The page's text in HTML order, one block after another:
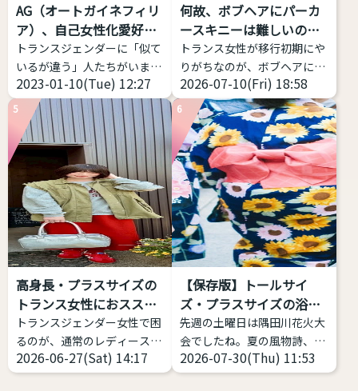
学会は「性別不合学会」です
から「性別不合」に対象が限
定されるとしても、「性別不
合」の現れ方は多様であり、
それに対する対処（治療）
も...
ケーション。 ピッチだけでは
なく、フォルマント（声の共
鳴: 響き方に影響する）を考
慮する。 ...
AG（オートガイネフィリ
ア）、自己女性化愛好症
っ...
トランスジェンダーに「似て
いるが違う」人たちがいま
す。今回はAGと略される
（銀やデニムのメーカーじゃ
ないよ）オートガイネフィリ
アを紹介します。 AG（オー
トガイネフィリア）とは？ オ
ートガイネフィリアとは「自
己女性化愛好症」「自己女性
化偏愛性倒錯症」のことを指
します。英語で
「Autogynephilia」なので
略してAGというわけです。
1989年にカナダの性科学者
レイ・ブランシャールによっ
て定義された比較的新しい言
葉です。 日本では、自分が女
性化することで性的快楽・興
2023-01-10(Tue) 12:27
何故、ボブヘアにパーカ
ースキニーは難しいの
か？
トランス女性が移行初期にや
りがちなのが、ボブヘアにパ
ーカー、スキニー(またはタ
イツ)、スニーカーの三種の
神器
これ、実は相当難
しい。中性、ナチュラルな女
性に寄せようとしてミスって
るケースをよく見ます。 解説
します。 サイズ感をキッチリ
したもの、ピッタリしたもの
を選ぶと難しい 女性がメンズ
ライクや中性的な恰好をする
場合、大事なのは「ゆとり」
です。だぼだぼっとしている
から可愛いのですね。 スキニ
ーのように体型がでるファッ
ションは、男性骨格やサイズ
感がかえって目立つ場合があ
2026-07-10(Fri) 18:58
5
高身長・プラスサイズの
トランス女性におススメ
す...
トランスジェンダー女性で困
るのが、通常のレディースブ
ランドだと丈が短い、大きな
サイズがなくて困っているこ
2026-06-27(Sat) 14:17
6
【保存版】トールサイ
ズ・プラスサイズの浴衣
があ...
先週の土曜日は隅田川花火大
会でしたね。夏の風物詩、花
火大会が始まり各地で浴衣の
販売が始まっています。 浴衣
2026-07-30(Thu) 11:53